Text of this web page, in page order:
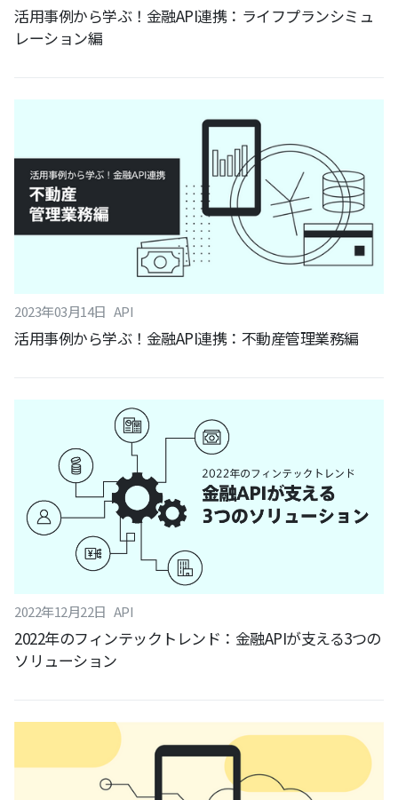
活用事例から学ぶ！金融API連携：ライフプランシミュ
レーション編
2023年03月14日 API
活用事例から学ぶ！金融API連携：不動産管理業務編
2022年12月22日 API
2022年のフィンテックトレンド：金融APIが支える3つの
ソリューション